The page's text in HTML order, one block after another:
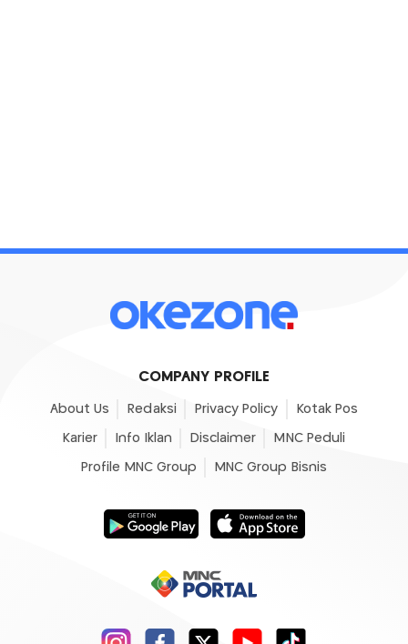
COMPANY PROFILE
About Us Redaksi Privacy Policy Kotak Pos
Karier Info Iklan Disclaimer MNC Peduli
Profile MNC Group MNC Group Bisnis